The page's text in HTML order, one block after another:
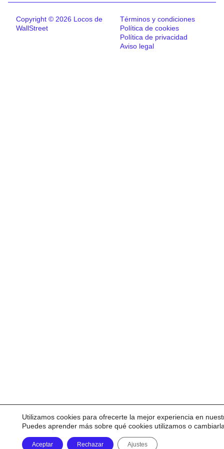
Copyright © 2026 Locos de
WallStreet
Términos y condiciones
Política de cookies
Política de privacidad
Aviso legal
Utilizamos cookies para ofrecerte la mejor experiencia en
Puedes aprender más sobre qué cookies utilizamos o
Aceptar Rechazar Ajustes